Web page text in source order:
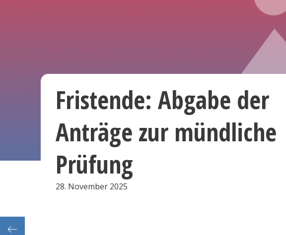
3
Fristende: Abgabe der
Anträge zur mündliche
Prüfung
28. November 2025